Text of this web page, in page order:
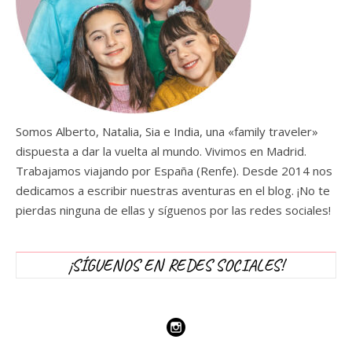
Somos Alberto, Natalia, Sia e India, una «family traveler»
dispuesta a dar la vuelta al mundo. Vivimos en Madrid.
Trabajamos viajando por España (Renfe). Desde 2014 nos
dedicamos a escribir nuestras aventuras en el blog. ¡No te
pierdas ninguna de ellas y síguenos por las redes sociales!
¡SÍGUENOS EN REDES SOCIALES!